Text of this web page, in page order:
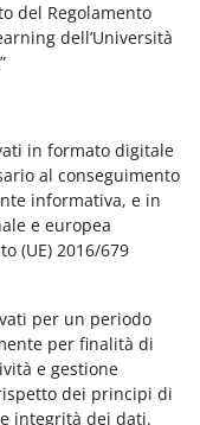
del Regolamento
dell’Università
in formato digitale
al conseguimento
informativa, e in
e europea
(UE) 2016/679
per un periodo
per finalità di
e gestione
dei principi di
integrità dei dati.